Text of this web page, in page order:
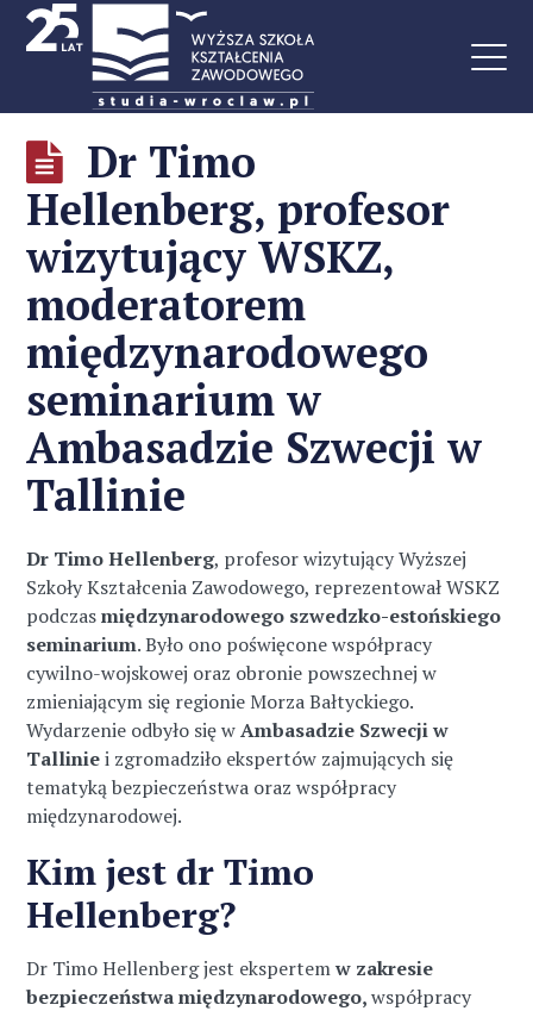
Dr Timo
Hellenberg, profesor
wizytujący WSKZ,
moderatorem
międzynarodowego
seminarium w
Ambasadzie Szwecji w
Tallinie
Dr Timo Hellenberg, profesor wizytujący Wyższej
Szkoły Kształcenia Zawodowego, reprezentował WSKZ
podczasmiędzynarodowego szwedzko-estońskiego
seminarium. Było ono poświęcone współpracy
cywilno-wojskowej oraz obronie powszechnej w
zmieniającym się regionie Morza Bałtyckiego.
Wydarzenie odbyło się wAmbasadzie Szwecji w
Talliniei zgromadziło ekspertów zajmujących się
tematyką bezpieczeństwa oraz współpracy
międzynarodowej.
Kim jest dr Timo
Hellenberg?
Dr Timo Hellenberg jest ekspertemw zakresie
bezpieczeństwa międzynarodowego,współpracy